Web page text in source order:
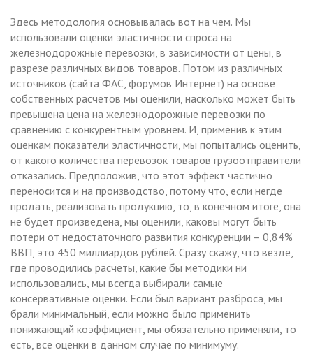
Здесь методология основывалась вот на чем. Мы
использовали оценки эластичности спроса на
железнодорожные перевозки, в зависимости от цены, в
разрезе различных видов товаров. Потом из различных
источников (сайта ФАС, форумов Интернет) на основе
собственных расчетов мы оценили, насколько может быть
превышена цена на железнодорожные перевозки по
сравнению с конкурентным уровнем. И, применив к этим
оценкам показатели эластичности, мы попытались оценить,
от какого количества перевозок товаров грузоотправители
отказались. Предположив, что этот эффект частично
переносится и на производство, потому что, если негде
продать, реализовать продукцию, то, в конечном итоге, она
не будет произведена, мы оценили, каковы могут быть
потери от недостаточного развития конкуренции – 0,84%
ВВП, это 450 миллиардов рублей. Сразу скажу, что везде,
где проводились расчеты, какие бы методики ни
использовались, мы всегда выбирали самые
консервативные оценки. Если был вариант разброса, мы
брали минимальный, если можно было применить
понижающий коэффициент, мы обязательно применяли, то
есть, все оценки в данном случае по минимуму.